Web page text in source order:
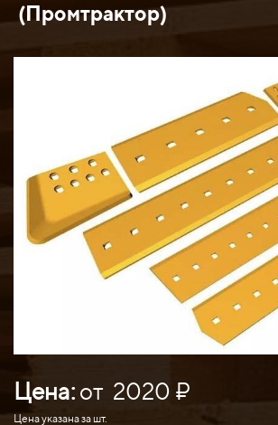
(Промтрактор)
Цена:от 2020 ₽
Цена указана за шт.